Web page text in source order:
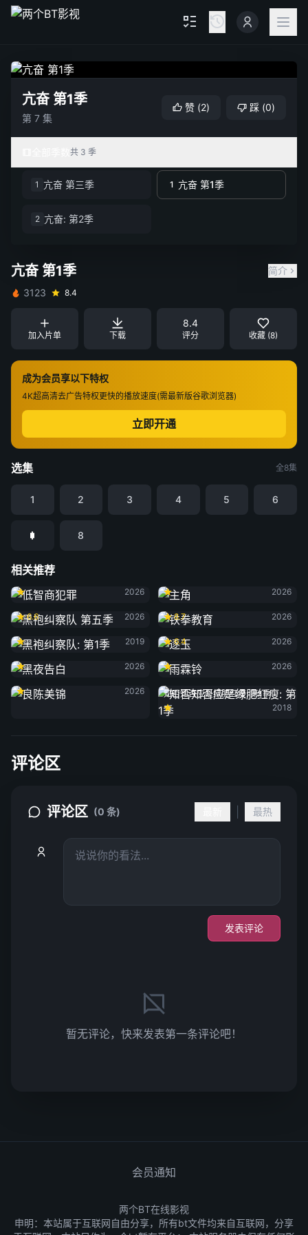
亢奋 第1季
第 7 集
赞 (2) 踩 (0)
共 3 季
1 亢奋 第三季 1 亢奋 第1季
2 亢奋: 第2季
亢奋 第1季
简介
3123
8.4
加入片单 下载
8.4
评分 收藏 (8)
成为会员享以下特权
4K超高清去广告特权更快的播放速度(需最新版谷歌浏览器)
立即开通
选集 全8集
1 2 3 4 5 6
8
相关推荐
低智商犯罪
2026
2026
黑袍纠察队 第五季
6.6
2026
铁拳教育
8.7
2026
黑袍纠察队: 第1季
2019
逐玉
6.4
2026
黑夜告白
2026
雨霖铃
2026
良陈美锦
2026
知否知否应是绿肥红瘦: 第1季
2018
评论区
评论区 (0 条) 最热
发表评论
暂无评论，快来发表第一条评论吧！
会员通知
两个BT在线影视
申明：本站属于互联网自由分享，所有bt文件均来自互联网，分享